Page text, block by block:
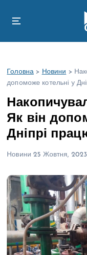
Головна > Новини >
допоможе котельні у
Як він
Дніпрі
Новини 25 Жовтня, 2023